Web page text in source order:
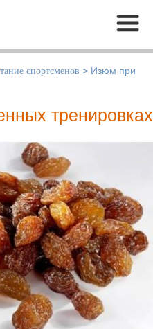
Меню
спортсменов > Изюм при
тренировках